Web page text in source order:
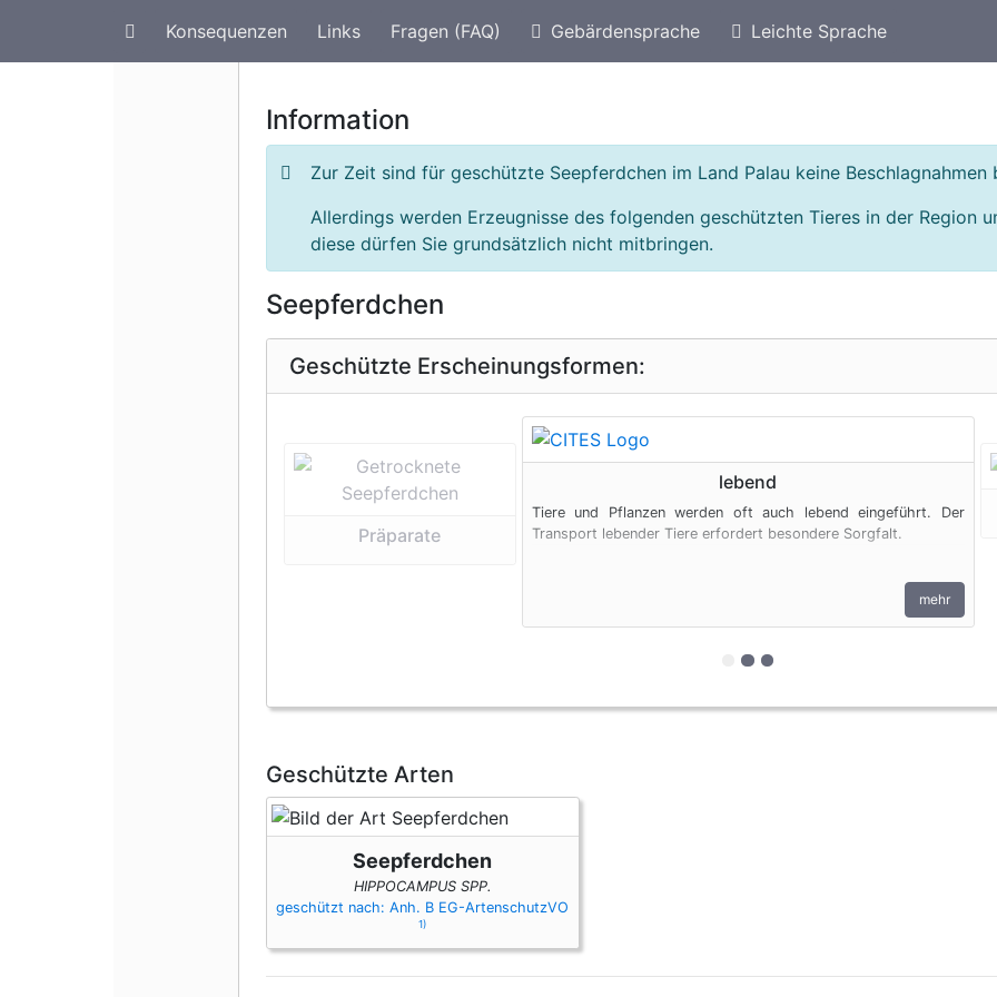
Konsequenzen Links Fragen (FAQ) Gebärdensprache Leichte Sprache
Information
Zur Zeit sind für geschützte Seepferdchen im Land Palau keine Beschlagnahmen
Allerdings werden Erzeugnisse des folgenden geschützten Tieres in der Region
diese dürfen Sie grundsätzlich nicht mitbringen.
Seepferdchen
Geschützte Erscheinungsformen:
Vorherige geschützte Erscheinungsform
Präparate
lebend
Tiere und Pflanzen werden oft auch lebend eingeführt. Der
Transport lebender Tiere erfordert besondere Sorgfalt.
mehr
zur 1. geschützten
zur 2. geschützten
zur 3. geschützten
Geschützte Arten
Seepferdchen
HIPPOCAMPUS SPP.
geschützt nach: Anh. B EG-ArtenschutzVO
1)